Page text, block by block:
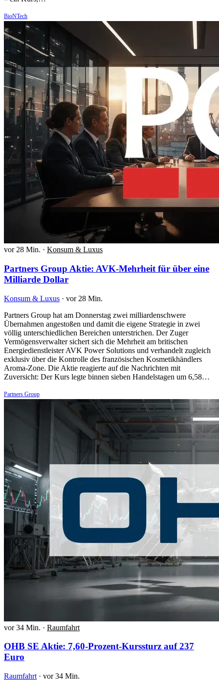
BioNTech
vor 28 Min. · Konsum & Luxus
Partners Group Aktie: AVK-Mehrheit für über eine
Milliarde Dollar
Konsum & Luxus · vor 28 Min.
Partners Group hat am Donnerstag zwei milliardenschwere
Übernahmen angestoßen und damit die eigene Strategie in zwei
völlig unterschiedlichen Bereichen unterstrichen. Der Zuger
Vermögensverwalter sichert sich die Mehrheit am britischen
Energiedienstleister AVK Power Solutions und verhandelt zugleich
exklusiv über die Kontrolle des französischen Kosmetikhändlers
Aroma-Zone. Die Aktie reagierte auf die Nachrichten mit
Zuversicht: Der Kurs legte binnen sieben Handelstagen um 6,58…
Partners Group
vor 34 Min. · Raumfahrt
OHB SE Aktie: 7,60-Prozent-Kurssturz auf 237
Euro
Raumfahrt · vor 34 Min.